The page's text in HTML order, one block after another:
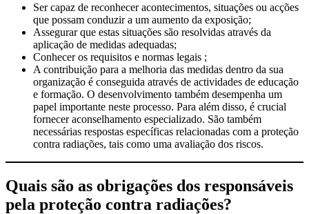
Ser capaz de reconhecer acontecimentos, situações ou acções
que possam conduzir a um aumento da exposição;
Assegurar que estas situações são resolvidas através da
aplicação de medidas adequadas;
Conhecer os requisitos e normas legais ;
A contribuição para a melhoria das medidas dentro da sua
organização é conseguida através de actividades de educação
e formação. O desenvolvimento também desempenha um
papel importante neste processo. Para além disso, é crucial
fornecer aconselhamento especializado. São também
necessárias respostas específicas relacionadas com a proteção
contra radiações, tais como uma avaliação dos riscos.
Quais são as obrigações dos responsáveis
pela proteção contra radiações?